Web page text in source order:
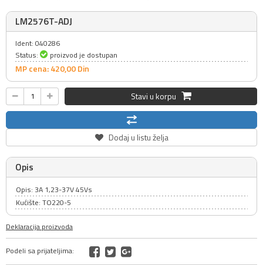
LM2576T-ADJ
Ident: 040286
Status:
proizvod je dostupan
MP cena: 420,00Din
Stavi u korpu
Dodaj u listu želja
Opis
Opis: 3A 1,23-37V 45Vs
Kućište: TO220-5
Deklaracija proizvoda
Podeli sa prijateljima: